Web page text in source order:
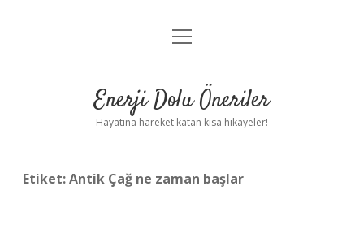
Anasayfa
Yasal Uyarı
menüyü
Enerji Dolu Öneriler
Hayatına hareket katan kısa hikayeler!
Etiket:Antik Çağ ne zaman başlar